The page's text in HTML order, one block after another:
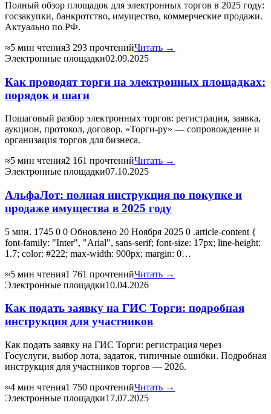
Полный обзор площадок для электронных торгов в 2025 году:
госзакупки, банкротство, имущество, коммерческие продажи.
Актуально по РФ.
≈5 мин чтения3 293 прочтенийЧитать →
Электронные площадки02.09.2025
Как проводят торги на электронных площадках:
порядок и шаги
Пошаговый разбор электронных торгов: регистрация, заявка,
аукцион, протокол, договор. «Торги-ру» — сопровождение и
организация торгов для бизнеса.
≈5 мин чтения2 161 прочтенийЧитать →
Электронные площадки07.10.2025
АльфаЛот: полная инструкция по покупке и
продаже имущества в 2025 году
5 мин. 1745 0 0 Обновлено 20 Ноября 2025 0 .article-content {
font-family: "Inter", "Arial", sans-serif; font-size: 17px; line-height:
1.7; color: #222; max-width: 900px; margin: 0…
≈5 мин чтения1 761 прочтенийЧитать →
Электронные площадки10.04.2026
Как подать заявку на ГИС Торги: подробная
инструкция для участников
Как подать заявку на ГИС Торги: регистрация через
Госуслуги, выбор лота, задаток, типичные ошибки. Подробная
инструкция для участников торгов — 2026.
≈4 мин чтения1 750 прочтенийЧитать →
Электронные площадки17.07.2025